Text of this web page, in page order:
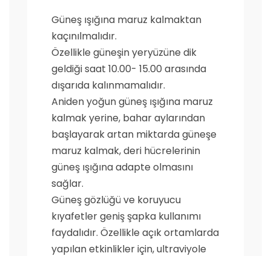
Güneş ışığına maruz kalmaktan
kaçınılmalıdır.
Özellikle güneşin yeryüzüne dik
geldiği saat 10.00- 15.00 arasında
dışarıda kalınmamalıdır.
Aniden yoğun güneş ışığına maruz
kalmak yerine, bahar aylarından
başlayarak artan miktarda güneşe
maruz kalmak, deri hücrelerinin
güneş ışığına adapte olmasını
sağlar.
Güneş gözlüğü ve koruyucu
kıyafetler geniş şapka kullanımı
faydalıdır. Özellikle açık ortamlarda
yapılan etkinlikler için, ultraviyole